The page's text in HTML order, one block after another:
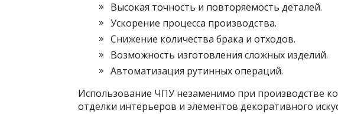
Высокая точность и повторяемость деталей.
Ускорение процесса производства.
Снижение количества брака и отходов.
Возможность изготовления сложных изделий.
Автоматизация рутинных операций.
Использование ЧПУ незаменимо при производстве
отделки интерьеров и элементов декоративного